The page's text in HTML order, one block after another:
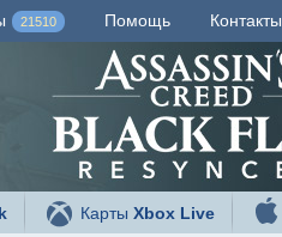
21510 Помощь Контакты
КартыXbox Live